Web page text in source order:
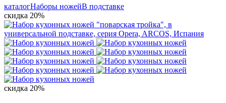
каталогНаборы ножейВ подставке
скидка 20%
скидка 20%